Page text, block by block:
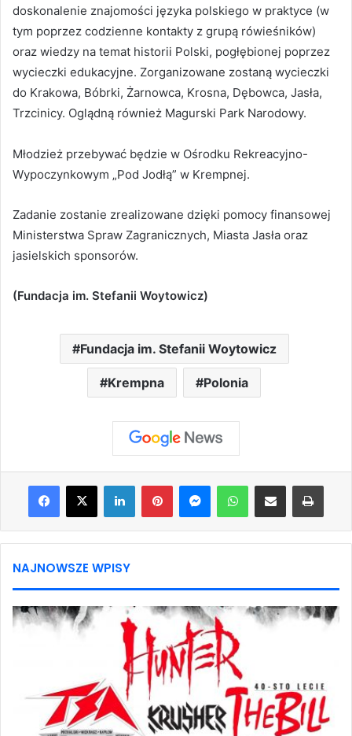
doskonalenie znajomości języka polskiego w praktyce (w
tym poprzez codzienne kontakty z grupą rówieśników)
oraz wiedzy na temat historii Polski, pogłębionej poprzez
wycieczki edukacyjne. Zorganizowane zostaną wycieczki
do Krakowa, Bóbrki, Żarnowca, Krosna, Dębowca, Jasła,
Trzcinicy. Oglądną również Magurski Park Narodowy.
Młodzież przebywać będzie w Ośrodku Rekreacyjno-
Wypoczynkowym „Pod Jodłą” w Krempnej.
Zadanie zostanie zrealizowane dzięki pomocy finansowej
Ministerstwa Spraw Zagranicznych, Miasta Jasła oraz
jasielskich sponsorów.
(Fundacja im. Stefanii Woytowicz)
Fundacja im. Stefanii Woytowicz
Krempna Polonia
Facebook
X LinkedInPinterestMessengerWhatsAppShare via Email Print
NAJNOWSZE WPISY